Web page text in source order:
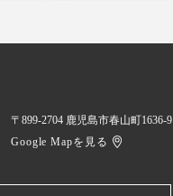
〒899-2704 鹿児島市春山町1636-9
Google Mapを見る